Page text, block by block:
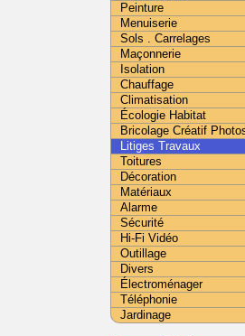
Peinture
Menuiserie
Sols . Carrelages
Maçonnerie
Isolation
Chauffage
Climatisation
Écologie Habitat
Bricolage Créatif
Litiges Travaux
Toitures
Décoration
Matériaux
Alarme
Sécurité
Hi-Fi Vidéo
Outillage
Divers
Électroménager
Téléphonie
Jardinage